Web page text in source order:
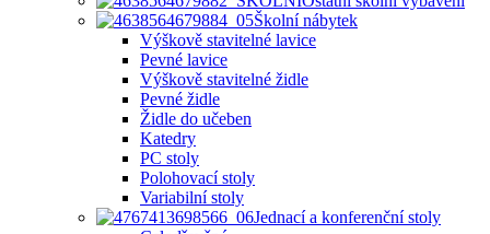
Školní nábytek
Výškově stavitelné lavice
Pevné lavice
Výškově stavitelné židle
Pevné židle
Židle do učeben
Katedry
PC stoly
Polohovací stoly
Variabilní stoly
Jednací a konferenční stoly